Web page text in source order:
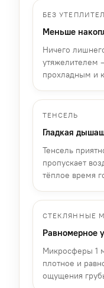
БЕЗ
Меньше
Ничего
утяжелителем
прохладным и
ТЕНСЕЛЬ
Гладкая
Тенсель
пропускает
тёплое время
СТЕКЛЯННЫЕ
Равномерное
Микросферы 1
плотное и
ощущения